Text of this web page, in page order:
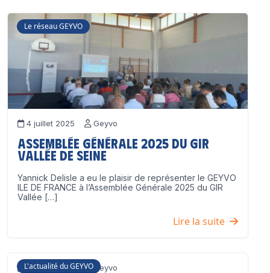
Le réseau GEYVO
4 juillet 2025 Geyvo
Assemblée Générale 2025 du GIR
Vallée de Seine
Yannick Delisle a eu le plaisir de représenter le GEYVO
ILE DE FRANCE à l’Assemblée Générale 2025 du GIR
Vallée […]
Lire la suite
L'actualité du GEYVO
3 juillet 2025 Geyvo